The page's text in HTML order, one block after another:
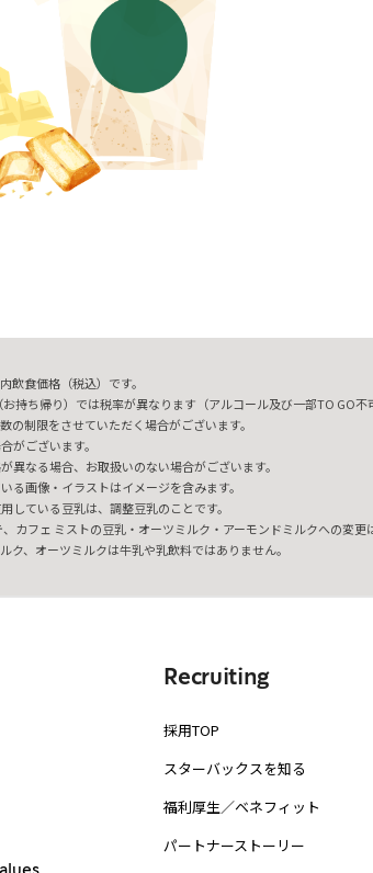
飲食価格（税込）です。
持ち帰り）では税率が異なります（アルコール及び一部TO GO不
の制限をさせていただく場合がございます。
がございます。
異なる場合、お取扱いのない場合がございます。
る画像・イラストはイメージを含みます。
している豆乳は、調整豆乳のことです。
カフェ ミストの豆乳・オーツミルク・アーモンドミルクへの変更
ク、オーツミルクは牛乳や乳飲料ではありません。
Recruiting
採用TOP
スターバックスを知る
福利厚生／ベネフィット
パートナーストーリー